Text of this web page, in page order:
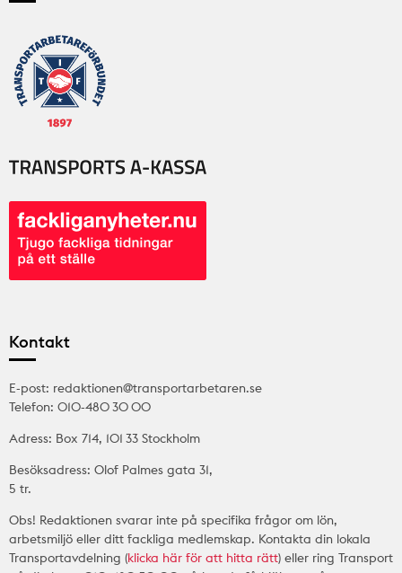
Kontakt
E-post: redaktionen@transportarbetaren.se
Telefon: 010-480 30 00
Adress: Box 714, 101 33 Stockholm
Besöksadress: Olof Palmes gata 31,
5 tr.
Obs! Redaktionen svarar inte på specifika frågor om lön,
arbetsmiljö eller ditt fackliga medlemskap. Kontakta din lokala
Transportavdelning (klicka här för att hitta rätt) eller ring Transport